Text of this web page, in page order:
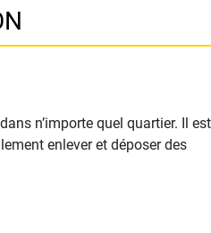
n’importe quel quartier. Il
enlever et déposer des